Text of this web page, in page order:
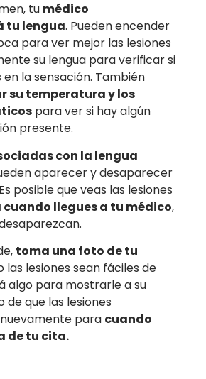
tu médico
tu lengua. Pueden encender
para ver mejor las lesiones
su lengua para verificar si
la sensación. También
su temperatura y los
para ver si hay algún
presente.
con la lengua
aparecer y desaparecer
posible que veas las lesiones
cuando llegues a tu médico,
toma una foto de tu
las lesiones sean fáciles de
algo para mostrarle a su
de que las lesiones
para cuando
de tu cita.